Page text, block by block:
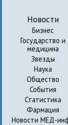
Новости
Бизнес
Государство и
медицина
Звезды
Наука
Общество
События
Статистика
Фармация
Новости МЕД-